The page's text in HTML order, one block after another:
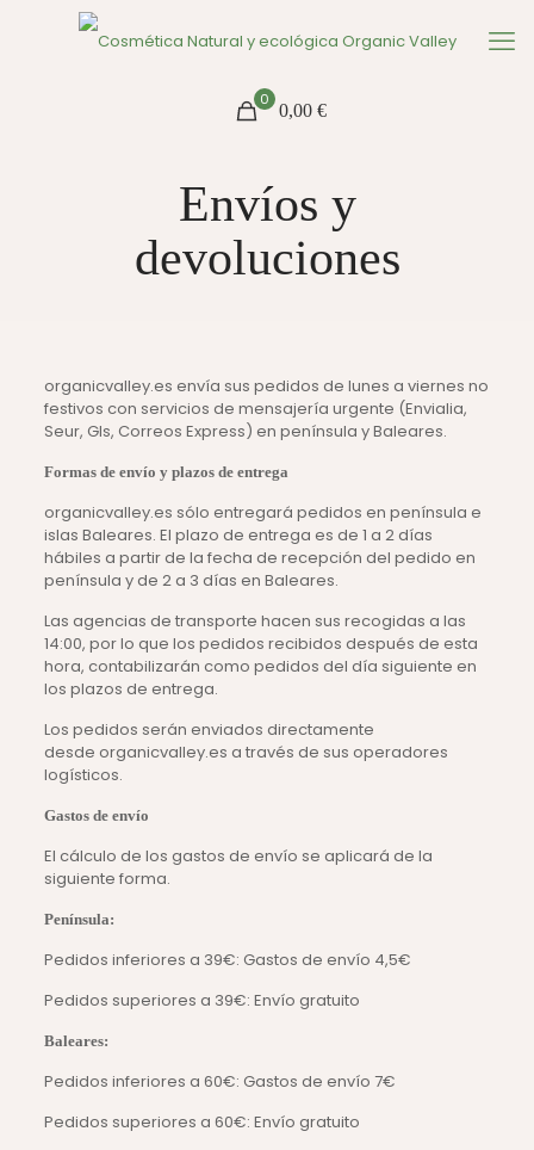
0
0,00 €
Envíos y
devoluciones
organicvalley.es envía sus pedidos de lunes a viernes no
festivos con servicios de mensajería urgente (Envialia,
Seur, Gls, Correos Express) en península y Baleares.
Formas de envío y plazos de entrega
organicvalley.es sólo entregará pedidos en península e
islas Baleares. El plazo de entrega es de 1 a 2 días
hábiles a partir de la fecha de recepción del pedido en
península y de 2 a 3 días en Baleares.
Las agencias de transporte hacen sus recogidas a las
14:00, por lo que los pedidos recibidos después de esta
hora, contabilizarán como pedidos del día siguiente en
los plazos de entrega.
Los pedidos serán enviados directamente
desde organicvalley.es a través de sus operadores
logísticos.
Gastos de envío
El cálculo de los gastos de envío se aplicará de la
siguiente forma.
Península:
Pedidos inferiores a 39€: Gastos de envío 4,5€
Pedidos superiores a 39€: Envío gratuito
Baleares:
Pedidos inferiores a 60€: Gastos de envío 7€
Pedidos superiores a 60€: Envío gratuito